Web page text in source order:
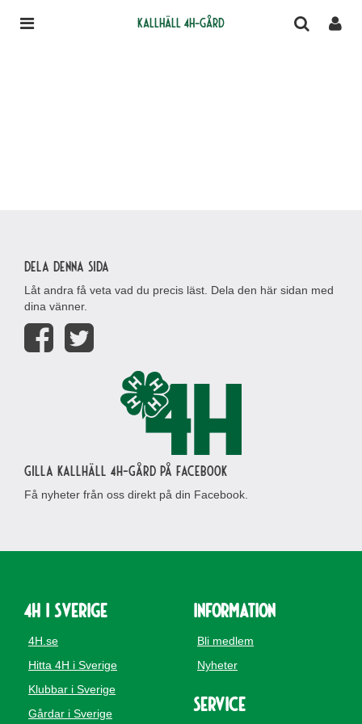
Kallhäll 4H-gård
Dela denna sida
Låt andra få veta vad du precis läst. Dela den här sidan med
dina vänner.
Gilla Kallhäll 4H-gård på Facebook
Få nyheter från oss direkt på din Facebook.
4H i Sverige
4H.se
Hitta 4H i Sverige
Klubbar i Sverige
Gårdar i Sverige
Information
Bli medlem
Nyheter
Service